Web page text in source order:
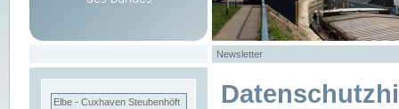
Newsletter
Elbe - Cuxhaven Steubenhöft